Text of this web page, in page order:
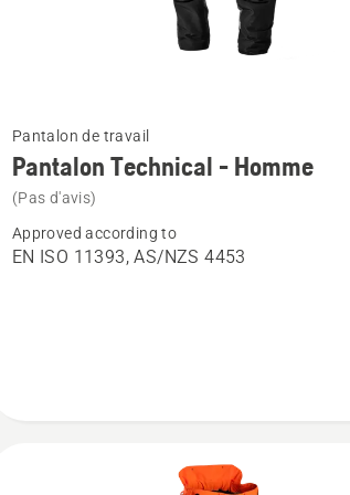
plus
détails
sur
Pantalon de travail
Pantalon Technical - Homme
(Pas d'avis)
Approved according to
EN ISO 11393, AS/NZS 4453